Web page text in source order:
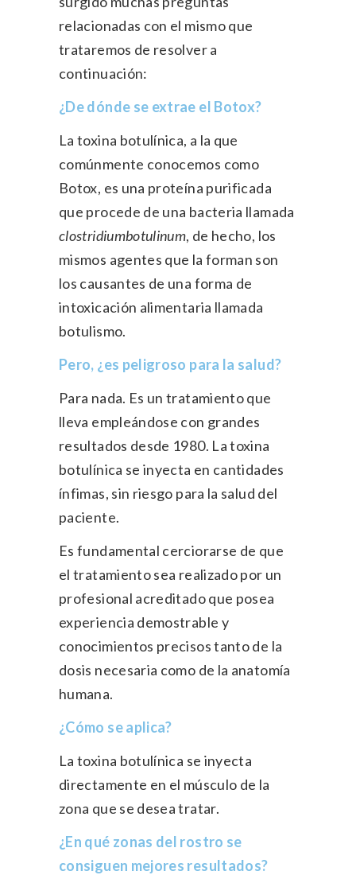
relacionadas con el mismo que
trataremos de resolver a
continuación:
¿De dónde se extrae el Botox?
La toxina botulínica, a la que
comúnmente conocemos como
Botox, es una proteína purificada
que procede de una bacteria llamada
clostridiumbotulinum, de hecho, los
mismos agentes que la forman son
los causantes de una forma de
intoxicación alimentaria llamada
botulismo.
Pero, ¿es peligroso para la salud?
Para nada. Es un tratamiento que
lleva empleándose con grandes
resultados desde 1980. La toxina
botulínica se inyecta en cantidades
ínfim­as, sin riesgo para la salud del
paciente.
Es fundamental cerciorarse de que
el tratamiento sea realizado por un
profesional acreditado que posea
experiencia demostrable y
conocimientos precisos tanto de la
dosis necesaria como de la anatomía
humana.
¿Cómo se aplica?
La toxina botulínica se inyecta
directamente en el músculo de la
zona que se desea tratar.
¿En qué zonas del rostro se
consiguen mejores resultados?